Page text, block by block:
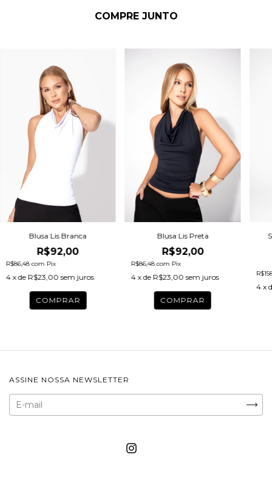
COMPRE JUNTO
Blusa Lis Branca
R$92,00
R$86,48com Pix
4 x de R$23,00 sem juros
COMPRAR
Blusa Lis Preta
R$92,00
R$86,48com Pix
4 x de R$23,00 sem juros
COMPRAR
4 x
ASSINE NOSSA NEWSLETTER